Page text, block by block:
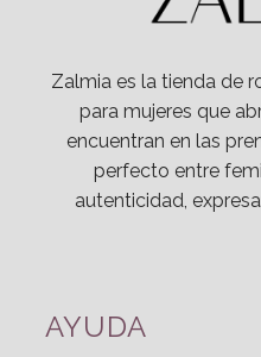
Zalmia es la tienda de
para mujeres que
encuentran en las
perfecto entre
autenticidad,
AYUDA